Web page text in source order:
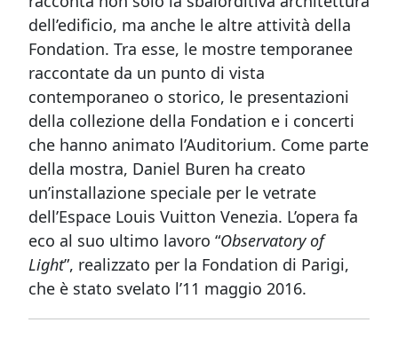
dell’edificio, ma anche le altre attività della
Fondation. Tra esse, le mostre temporanee
raccontate da un punto di vista
contemporaneo o storico, le presentazioni
della collezione della Fondation e i concerti
che hanno animato l’Auditorium. Come parte
della mostra, Daniel Buren ha creato
un’installazione speciale per le vetrate
dell’Espace Louis Vuitton Venezia. L’opera fa
eco al suo ultimo lavoro “Observatory of
Light”, realizzato per la Fondation di Parigi,
che è stato svelato l’11 maggio 2016.